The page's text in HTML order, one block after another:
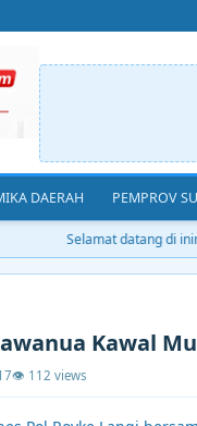
DAERAH PEMPROV
Selamat datang di
Kawal
👁 112 views